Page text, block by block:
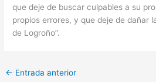
que deje de buscar culpables a su
propios errores, y que deje de dañar
de Logroño”.
← Entrada anterior